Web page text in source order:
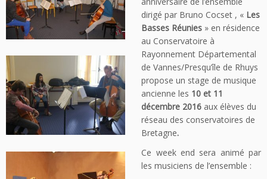
dirigé par Bruno Cocset , « Les
Basses Réunies » en résidence
au Conservatoire à
Rayonnement Départemental
de Vannes/Presqu’île de Rhuys
propose un stage de musique
ancienne les 10 et 11
décembre 2016 aux élèves du
réseau des conservatoires de
Bretagne.
Ce week end sera animé par
les musiciens de l’ensemble :